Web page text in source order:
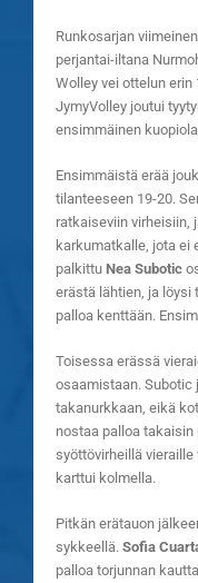
Runkosarjan
perjantai-iltana
Wolley vei ottelun erin
JymyVolley joutui
ensimmäinen
Ensimmäistä erää
tilanteeseen 19-20.
ratkaiseviin virheisiin,
karkumatkalle, jota ei
palkittu Nea Subotic
erästä lähtien, ja löysi
palloa kenttään.
Toisessa erässä
osaamistaan. Subotic
takanurkkaan, eikä
nostaa palloa
syöttövirheillä
karttui kolmella.
Pitkän erätauon
sykkeellä. Sofia
palloa torjunnan